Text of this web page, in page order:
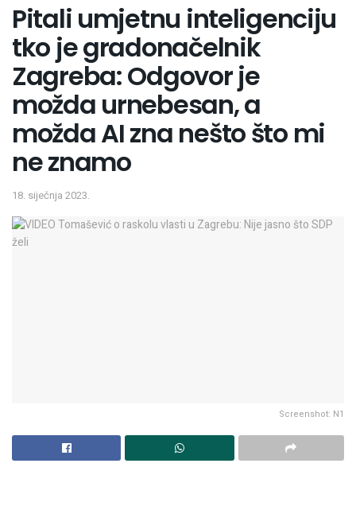
Pitali umjetnu inteligenciju
tko je gradonačelnik
Zagreba: Odgovor je
možda urnebesan, a
možda AI zna nešto što mi
ne znamo
18. siječnja 2023.
Screenshot: N1